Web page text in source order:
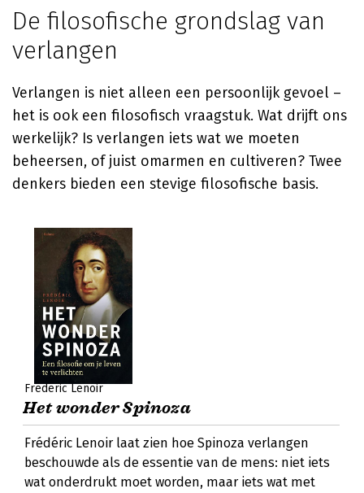
De filosofische grondslag van
verlangen
Verlangen is niet alleen een persoonlijk gevoel –
het is ook een filosofisch vraagstuk. Wat drijft ons
werkelijk? Is verlangen iets wat we moeten
beheersen, of juist omarmen en cultiveren? Twee
denkers bieden een stevige filosofische basis.
Frederic Lenoir
Het wonder Spinoza
Frédéric Lenoir laat zien hoe Spinoza verlangen
beschouwde als de essentie van de mens: niet iets
wat onderdrukt moet worden, maar iets wat met